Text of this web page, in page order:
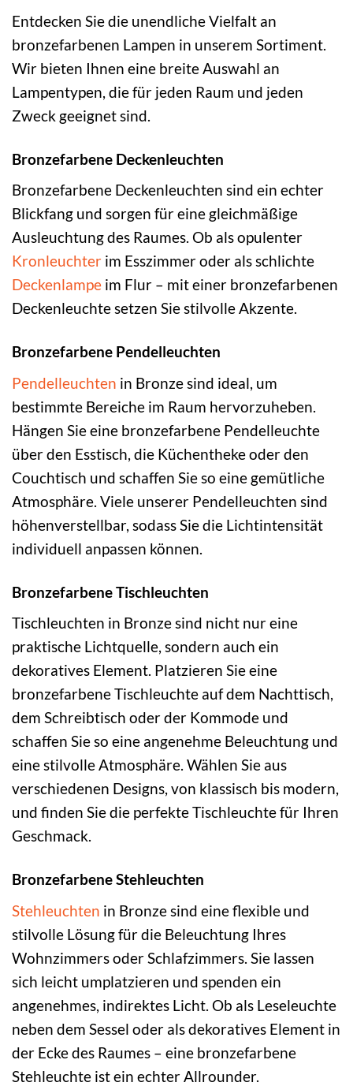
Entdecken Sie die unendliche Vielfalt an
bronzefarbenen Lampen in unserem Sortiment.
Wir bieten Ihnen eine breite Auswahl an
Lampentypen, die für jeden Raum und jeden
Zweck geeignet sind.
Bronzefarbene Deckenleuchten
Bronzefarbene Deckenleuchten sind ein echter
Blickfang und sorgen für eine gleichmäßige
Ausleuchtung des Raumes. Ob als opulenter
Kronleuchter im Esszimmer oder als schlichte
Deckenlampe im Flur – mit einer bronzefarbenen
Deckenleuchte setzen Sie stilvolle Akzente.
Bronzefarbene Pendelleuchten
Pendelleuchten in Bronze sind ideal, um
bestimmte Bereiche im Raum hervorzuheben.
Hängen Sie eine bronzefarbene Pendelleuchte
über den Esstisch, die Küchentheke oder den
Couchtisch und schaffen Sie so eine gemütliche
Atmosphäre. Viele unserer Pendelleuchten sind
höhenverstellbar, sodass Sie die Lichtintensität
individuell anpassen können.
Bronzefarbene Tischleuchten
Tischleuchten in Bronze sind nicht nur eine
praktische Lichtquelle, sondern auch ein
dekoratives Element. Platzieren Sie eine
bronzefarbene Tischleuchte auf dem Nachttisch,
dem Schreibtisch oder der Kommode und
schaffen Sie so eine angenehme Beleuchtung und
eine stilvolle Atmosphäre. Wählen Sie aus
verschiedenen Designs, von klassisch bis modern,
und finden Sie die perfekte Tischleuchte für Ihren
Geschmack.
Bronzefarbene Stehleuchten
Stehleuchten in Bronze sind eine flexible und
stilvolle Lösung für die Beleuchtung Ihres
Wohnzimmers oder Schlafzimmers. Sie lassen
sich leicht umplatzieren und spenden ein
angenehmes, indirektes Licht. Ob als Leseleuchte
neben dem Sessel oder als dekoratives Element in
der Ecke des Raumes – eine bronzefarbene
Stehleuchte ist ein echter Allrounder.